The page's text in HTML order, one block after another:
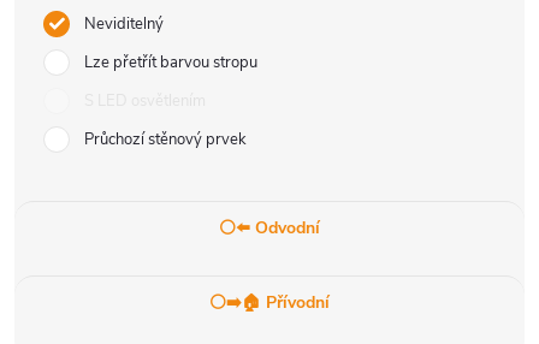
Neviditelný
Lze přetřít barvou stropu
Průchozí stěnový prvek
⚪⬅️ Odvodní
⚪➡️🏠 Přívodní